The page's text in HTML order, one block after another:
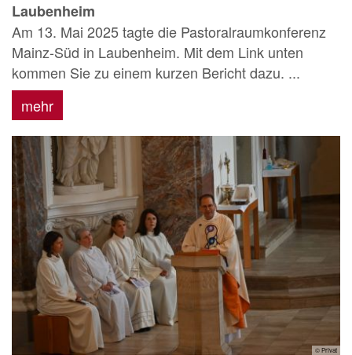
Laubenheim
Am 13. Mai 2025 tagte die Pastoralraumkonferenz
Mainz-Süd in Laubenheim. Mit dem Link unten
kommen Sie zu einem kurzen Bericht dazu. ...
mehr
© Privat